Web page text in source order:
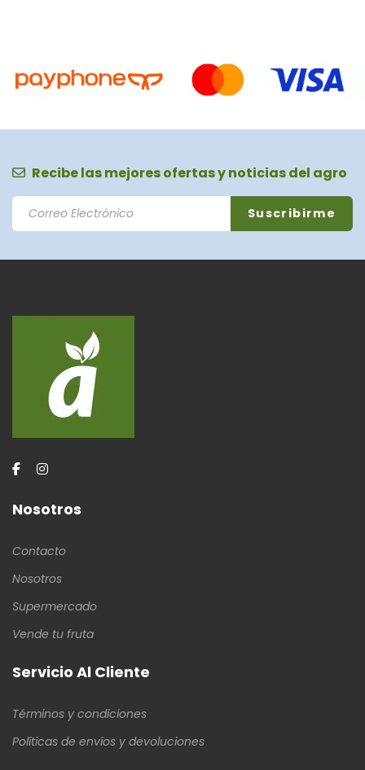
Recibe las mejores ofertas y noticias del agro
Nosotros
Contacto
Nosotros
Supermercado
Vende tu fruta
Servicio Al Cliente
Términos y condiciones
Políticas de envíos y devoluciones